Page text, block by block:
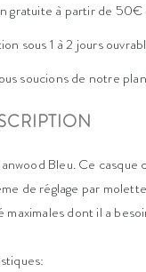
gratuite à partir de
sous 1 à 2 jours
soucions de notre
Bleu. Ce
de réglage par
maximales dont il a